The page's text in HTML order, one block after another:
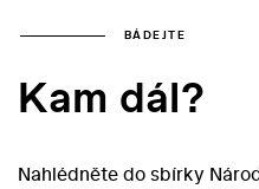
BÁDEJTE
Kam dál?
Nahlédněte do sbírky